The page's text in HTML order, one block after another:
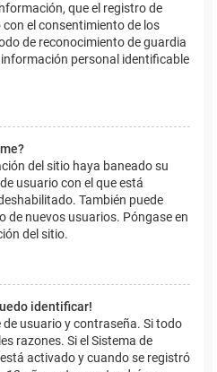
que el registro de
el consentimiento de los
de reconocimiento de guardia
personal identificable
del sitio haya baneado su
usuario con el que está
También puede
de nuevos usuarios. Póngase en
del sitio.
identificar!
usuario y contraseña. Si todo
razones. Si el Sistema de
activado y cuando se registró